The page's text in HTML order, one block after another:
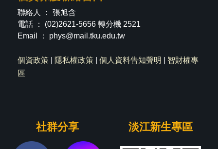
聯絡人 ： 張旭含
電話 ： (02)2621-5656 轉分機 2521
Email ： phys@mail.tku.edu.tw
個資政策 隱私權政策 個人資料告知聲明
智財權專
區
社群分享 淡江新生專區